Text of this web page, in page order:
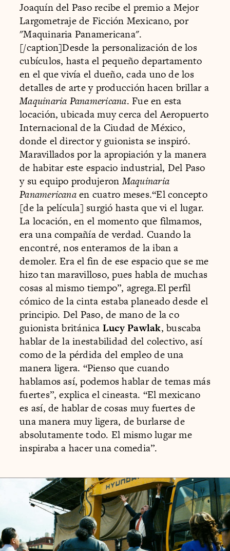
Joaquín del Paso recibe el premio a Mejor
Largometraje de Ficción Mexicano, por
"Maquinaria Panamericana".
[/caption]Desde la personalización de los
cubículos, hasta el pequeño departamento
en el que vivía el dueño, cada uno de los
detalles de arte y producción hacen brillar a
Maquinaria Panamericana. Fue en esta
locación, ubicada muy cerca del Aeropuerto
Internacional de la Ciudad de México,
donde el director y guionista se inspiró.
Maravillados por la apropiación y la manera
de habitar este espacio industrial, Del Paso
y su equipo produjeronMaquinaria
Panamericanaen cuatro meses.“El concepto
[de la película] surgió hasta que vi el lugar.
La locación, en el momento que filmamos,
era una compañía de verdad. Cuando la
encontré, nos enteramos de la iban a
demoler. Era el fin de ese espacio que se me
hizo tan maravilloso, pues habla de muchas
cosas al mismo tiempo”, agrega.El perfil
cómico de la cinta estaba planeado desde el
principio. Del Paso, de mano de la co
guionista británica Lucy Pawlak, buscaba
hablar de la inestabilidad del colectivo, así
como de la pérdida del empleo de una
manera ligera. “Pienso que cuando
hablamos así, podemos hablar de temas más
fuertes”, explica el cineasta. “El mexicano
es así, de hablar de cosas muy fuertes de
una manera muy ligera, de burlarse de
absolutamente todo. El mismo lugar me
inspiraba a hacer una comedia”.